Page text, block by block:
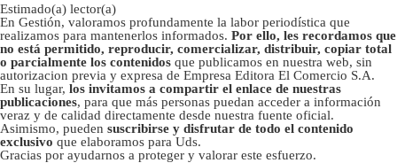
Estimado(a) lector(a)
En Gestión, valoramos profundamente la labor periodística que
realizamos para mantenerlos informados. Por ello, les recordamos que
no está permitido, reproducir, comercializar, distribuir, copiar total
o parcialmente los contenidos que publicamos en nuestra web, sin
autorizacion previa y expresa de Empresa Editora El Comercio S.A.
En su lugar, los invitamos a compartir el enlace de nuestras
publicaciones, para que más personas puedan acceder a información
veraz y de calidad directamente desde nuestra fuente oficial.
Asimismo, pueden suscribirse y disfrutar de todo el contenido
exclusivo que elaboramos para Uds.
Gracias por ayudarnos a proteger y valorar este esfuerzo.